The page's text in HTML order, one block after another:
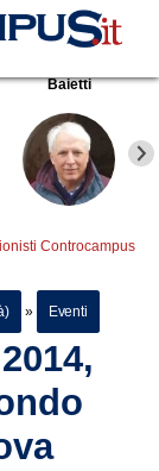
Baietti
Controcampus
» Eventi